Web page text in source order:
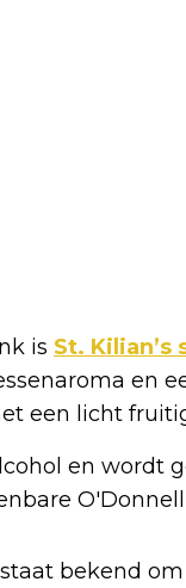
is St.
en
een licht
en wordt
bekend